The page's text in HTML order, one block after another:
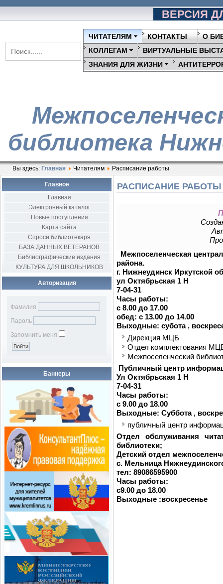
ВЕРСИЯ
ЧИТАТЕЛЯМ КОНТАКТЫ
О
КОЛЛЕГАМ
ВИРТУАЛЬНЫЕ
ЗНАНИЯ ДЛЯ ЖИЗНИ
библиотека
Вы здесь: Главная Читателям Расписание работы
Главное
Главная
Электронный каталог
Новые поступления
Карта сайта
Спроси библиотекаря
БАЗА ДАННЫХ ВЕТЕРАНОВ
Библиографические издания
КУЛЬТУРА ДЛЯ ШКОЛЬНИКОВ
Авторизация
Фамилия
Пароль
Запомнить меня
Баннеры
РАСПИСАНИЕ РАБОТЫ
Межпоселенческая
района.
г. Нижнеудинск Иркутской
ул Октябрьская 1 Н
7-04-31
Часы работы:
с 8.00 до 17.00
обед: с 13.00 до 14.00
Выходные: субота ,
Дирекция МЦБ
Отдел комплектования
Межпоселенческий
Публичный центр
Ул Октябрьская 1 Н
7-04-31
Часы работы:
с 9.00 до 18.00
Выходные: Суббота ,
публичный центр
Отдел обслуживания
библиотеки;
Детский отдел
с. Мельница
тел: 89086595900
Часы работы:
с9.00 до 18.00
Выходные :воскресенье